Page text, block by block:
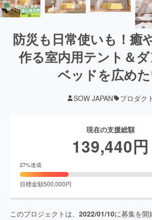
防災も日常使いも！癒
作る室内用テント＆
ベッドを広め
SOW JAPAN プロダク
現在の支援総額
139,440円
27%達成
目標金額500,000円
このプロジェクトは、 2022/01/10に募集を開